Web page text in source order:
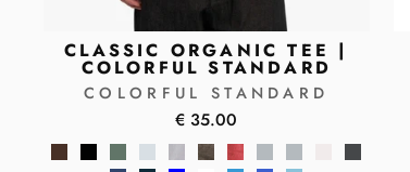
CLASSIC ORGANIC TEE |
COLORFUL STANDARD
COLORFUL STANDARD
€ 35.00